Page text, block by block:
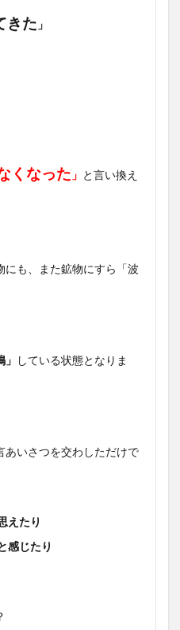
きた 」
くなった 」 と言い換え
にも、また鉱物にすら「波
」 している状態となりま
あいさつを交わしただけで
えたり
感じたり